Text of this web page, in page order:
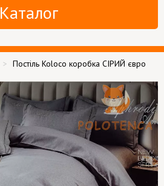
Каталог
Постіль Koloco коробка СІРИЙ євро